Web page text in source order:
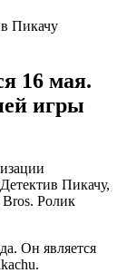
Пикачу
16 мая.
игры
Пикачу,
Bros. Ролик
Он является